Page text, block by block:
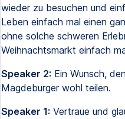
wieder zu besuchen und
Leben einfach mal einen
ohne solche schweren
Weihnachtsmarkt einfach
Speaker 2: Ein Wunsch,
Magdeburger wohl teilen.
Speaker 1: Vertraue und